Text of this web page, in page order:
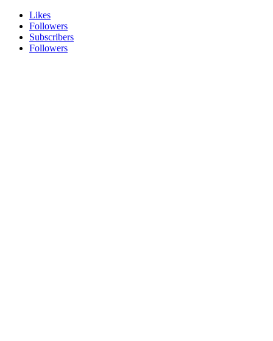
Likes
Followers
Subscribers
Followers